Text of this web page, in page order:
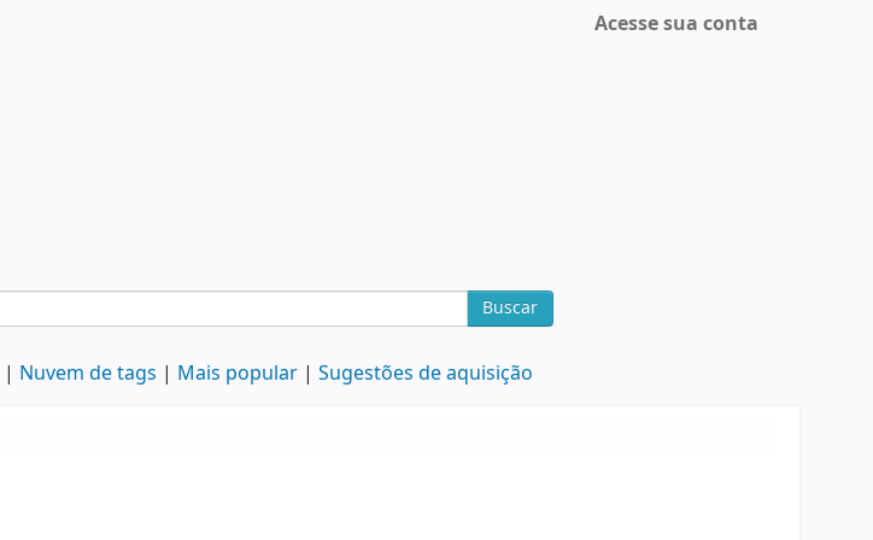
Acesse sua conta
Buscar
Nuvem de tags Mais popular Sugestões de aquisição